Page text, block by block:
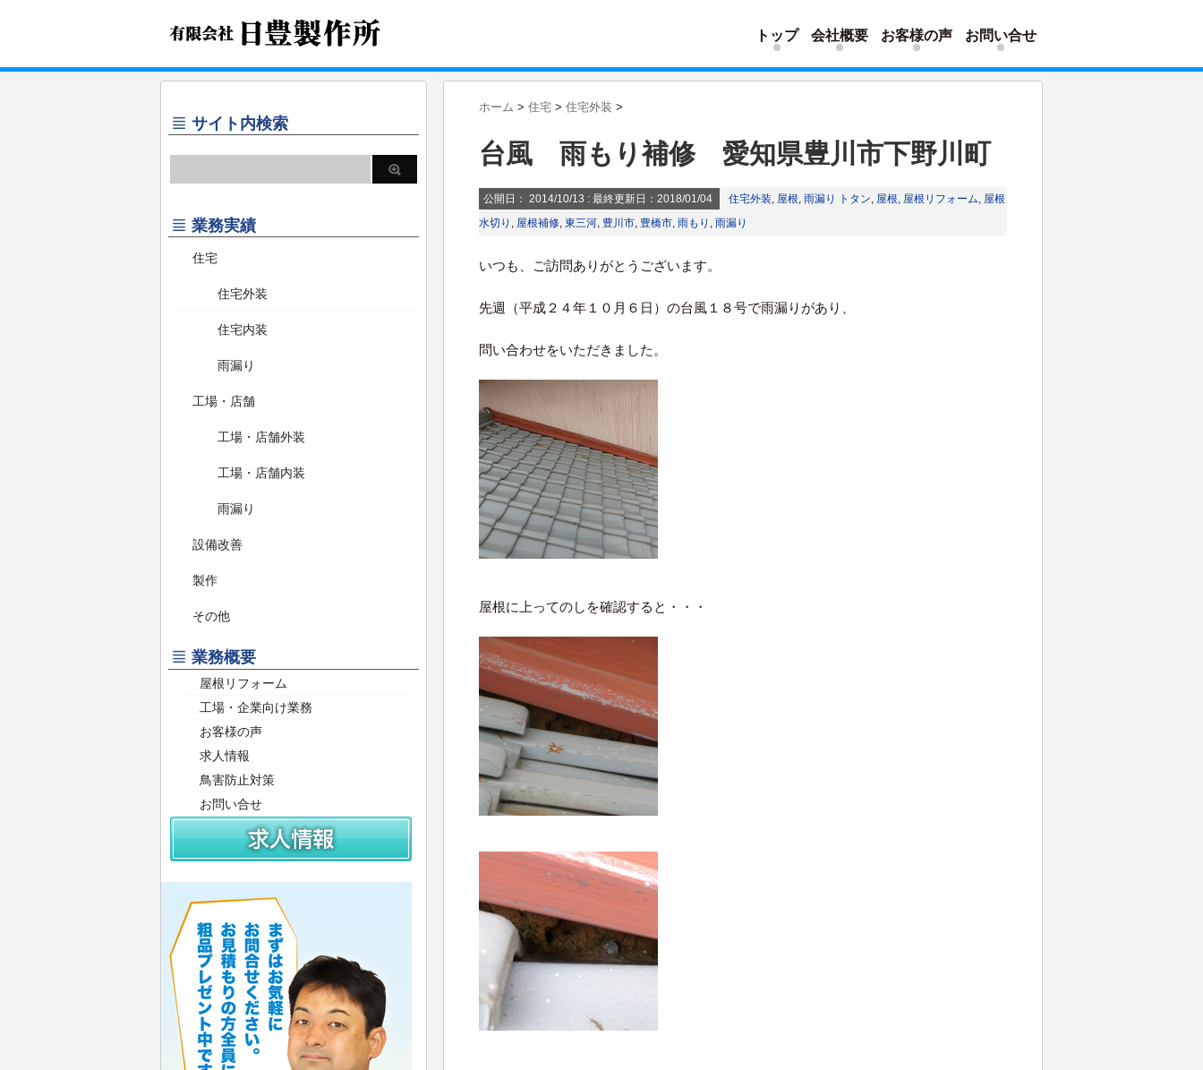
トップ 会社概要 お客様の声 お問い合せ
ホーム > 住宅 > 住宅外装 >
台風 雨もり補修 愛知県豊川市下野川町
公開日： 2014/10/13 : 最終更新日：2018/01/04 住宅外装, 屋根, 雨漏り トタン, 屋根, 屋根リフォーム, 屋根
水切り , 屋根補修, 東三河, 豊川市, 豊橋市, 雨もり , 雨漏り
いつも、ご訪問ありがとうございます。
先週（平成２４年１０月６日）の台風１８号で雨漏りがあり、
問い合わせをいただきました。
屋根に上ってのしを確認すると・・・
サイト内検索
業務実績
住宅
住宅外装
住宅内装
雨漏り
工場・店舗
工場・店舗外装
工場・店舗内装
雨漏り
設備改善
製作
その他
業務概要
屋根リフォーム
工場・企業向け業務
お客様の声
求人情報
鳥害防止対策
お問い合せ